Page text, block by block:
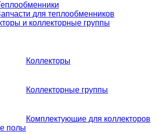
для теплообменников
и коллекторные группы
Коллекторы
Коллекторные группы
Комплектующие для коллекторов
полы